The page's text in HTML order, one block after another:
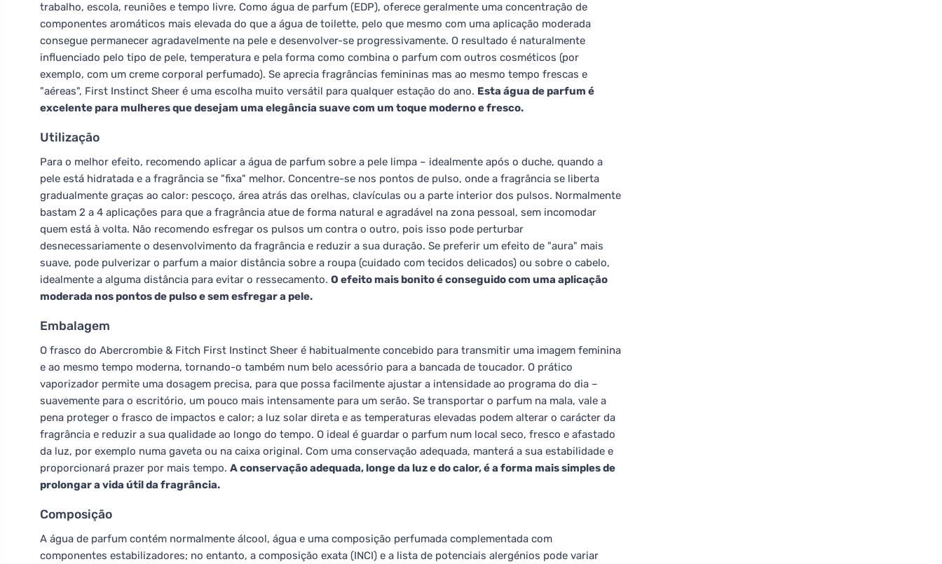
trabalho, escola, reuniões e tempo livre. Como água de parfum (EDP), oferece geralmente uma concentração de
componentes aromáticos mais elevada do que a água de toilette, pelo que mesmo com uma aplicação moderada
consegue permanecer agradavelmente na pele e desenvolver-se progressivamente. O resultado é naturalmente
influenciado pelo tipo de pele, temperatura e pela forma como combina o parfum com outros cosméticos (por
exemplo, com um creme corporal perfumado). Se aprecia fragrâncias femininas mas ao mesmo tempo frescas e
"aéreas", First Instinct Sheer é uma escolha muito versátil para qualquer estação do ano. Esta água de parfum é
excelente para mulheres que desejam uma elegância suave com um toque moderno e fresco.
Utilização
Para o melhor efeito, recomendo aplicar a água de parfum sobre a pele limpa – idealmente após o duche, quando a
pele está hidratada e a fragrância se "fixa" melhor. Concentre-se nos pontos de pulso, onde a fragrância se liberta
gradualmente graças ao calor: pescoço, área atrás das orelhas, clavículas ou a parte interior dos pulsos. Normalmente
bastam 2 a 4 aplicações para que a fragrância atue de forma natural e agradável na zona pessoal, sem incomodar
quem está à volta. Não recomendo esfregar os pulsos um contra o outro, pois isso pode perturbar
desnecessariamente o desenvolvimento da fragrância e reduzir a sua duração. Se preferir um efeito de "aura" mais
suave, pode pulverizar o parfum a maior distância sobre a roupa (cuidado com tecidos delicados) ou sobre o cabelo,
idealmente a alguma distância para evitar o ressecamento. O efeito mais bonito é conseguido com uma aplicação
moderada nos pontos de pulso e sem esfregar a pele.
Embalagem
O frasco do Abercrombie & Fitch First Instinct Sheer é habitualmente concebido para transmitir uma imagem feminina
e ao mesmo tempo moderna, tornando-o também num belo acessório para a bancada de toucador. O prático
vaporizador permite uma dosagem precisa, para que possa facilmente ajustar a intensidade ao programa do dia –
suavemente para o escritório, um pouco mais intensamente para um serão. Se transportar o parfum na mala, vale a
pena proteger o frasco de impactos e calor; a luz solar direta e as temperaturas elevadas podem alterar o carácter da
fragrância e reduzir a sua qualidade ao longo do tempo. O ideal é guardar o parfum num local seco, fresco e afastado
da luz, por exemplo numa gaveta ou na caixa original. Com uma conservação adequada, manterá a sua estabilidade e
proporcionará prazer por mais tempo. A conservação adequada, longe da luz e do calor, é a forma mais simples de
prolongar a vida útil da fragrância.
Composição
A água de parfum contém normalmente álcool, água e uma composição perfumada complementada com
componentes estabilizadores; no entanto, a composição exata (INCI) e a lista de potenciais alergénios pode variar